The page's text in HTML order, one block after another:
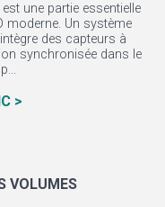
une partie essentielle
moderne. Un système
des capteurs à
synchronisée dans le
>
VOLUMES